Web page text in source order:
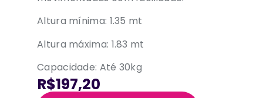
Altura mínima: 1.35 mt
Altura máxima: 1.83 mt
Capacidade: Até 30kg
R$197,20